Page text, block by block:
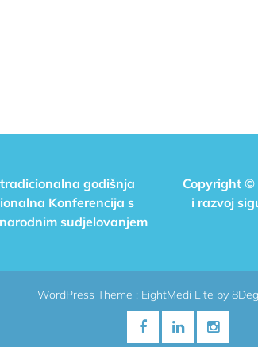
godišnja
Konferencija s
sudjelovanjem
Copyright ©
i razvoj
WordPress Theme : EightMedi Lite by